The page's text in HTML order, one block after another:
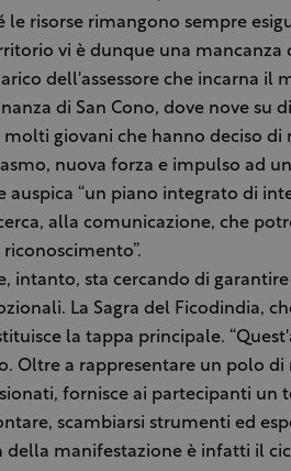
le risorse rimangono sempre
vi è dunque una mancanza
dell'assessore che incarna il
di San Cono, dove nove su
molti giovani che hanno deciso di
nuova forza e impulso ad
auspica “un piano integrato di
alla comunicazione, che
intanto, sta cercando di
La Sagra del Ficodindia,
la tappa principale.
Oltre a rappresentare un polo
fornisce ai partecipanti un
scambiarsi strumenti ed
della manifestazione è infatti il